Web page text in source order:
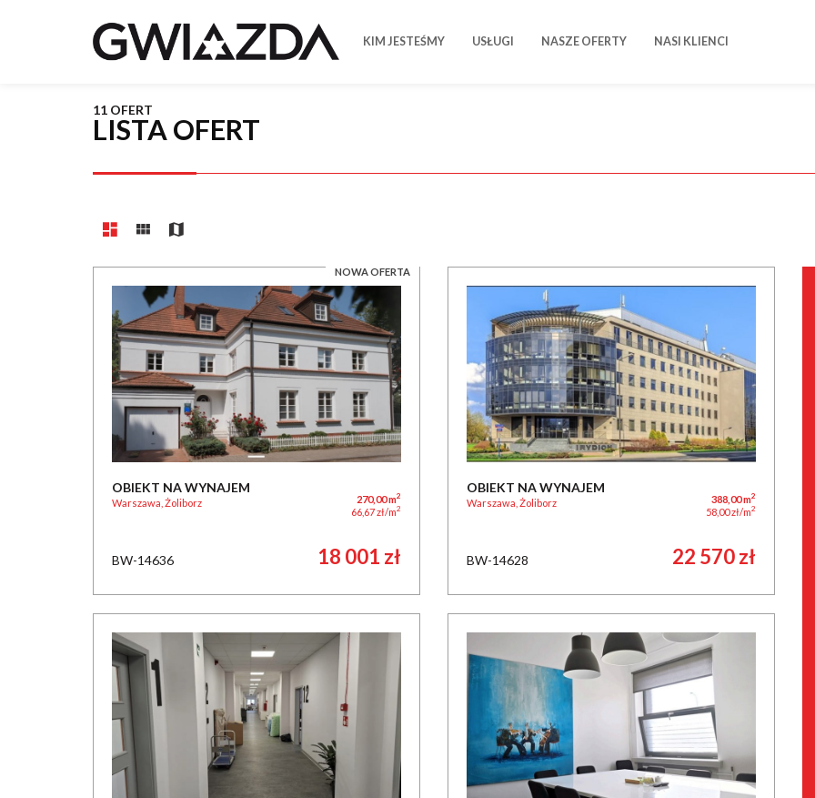
KIM JESTEŚMY USŁUGI NASZE OFERTY NASI KLIENCI
LISTA OFERT
11 OFERT
NOWA OFERTA
OBIEKT NA WYNAJEM
Warszawa, Żoliborz 270,00 m2
66,67 zł/m2
BW-14636 18 001 zł
OBIEKT NA WYNAJEM
Warszawa, Żoliborz 388,00 m2
58,00 zł/m2
BW-14628 22 570 zł